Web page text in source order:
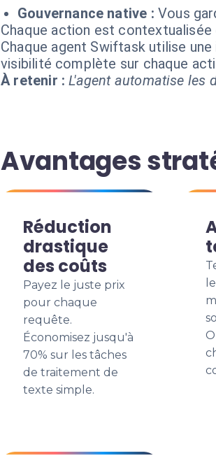
Gouvernance native : Vous
Chaque action est
Chaque agent Swiftask utilise
visibilité complète sur chaque
À retenir : L'agent automatise les
Avantages
Réduction
drastique
des coûts
Payez le juste prix
pour chaque
requête.
Économisez jusqu'à
70% sur les tâches
de traitement de
texte simple.